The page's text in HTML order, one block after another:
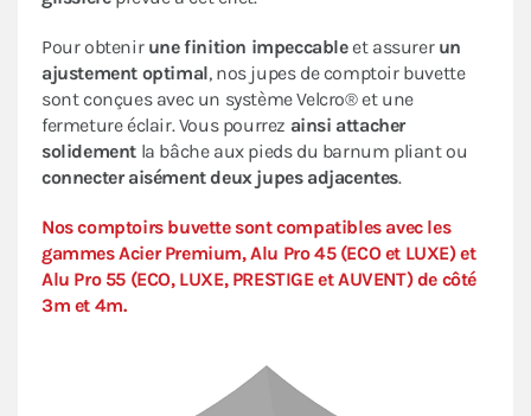
Pour obtenir une finition impeccableet assurer un
ajustement optimal, nos jupes de comptoir buvette
sont conçues avec un système Velcro® et une
fermeture éclair. Vous pourrez ainsi attacher
solidement la bâche aux pieds du barnum pliant ou
connecter aisément deux jupes adjacentes.
Nos comptoirs buvette sont compatibles avec les
gammes Acier Premium, Alu Pro 45 (ECO et LUXE) et
Alu Pro 55 (ECO, LUXE, PRESTIGE et AUVENT) de côté
3m et 4m.